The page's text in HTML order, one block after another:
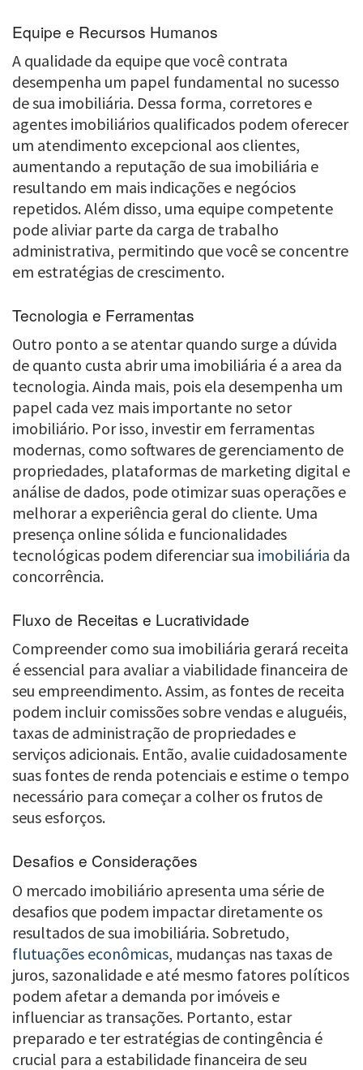
Equipe e Recursos Humanos
A qualidade da equipe que você contrata
desempenha um papel fundamental no sucesso
de sua imobiliária. Dessa forma, corretores e
agentes imobiliários qualificados podem oferecer
um atendimento excepcional aos clientes,
aumentando a reputação de sua imobiliária e
resultando em mais indicações e negócios
repetidos. Além disso, uma equipe competente
pode aliviar parte da carga de trabalho
administrativa, permitindo que você se concentre
em estratégias de crescimento.
Tecnologia e Ferramentas
Outro ponto a se atentar quando surge a dúvida
de quanto custa abrir uma imobiliária é a area da
tecnologia. Ainda mais, pois ela desempenha um
papel cada vez mais importante no setor
imobiliário. Por isso, investir em ferramentas
modernas, como softwares de gerenciamento de
propriedades, plataformas de marketing digital e
análise de dados, pode otimizar suas operações e
melhorar a experiência geral do cliente. Uma
presença online sólida e funcionalidades
tecnológicas podem diferenciar sua imobiliária da
concorrência.
Fluxo de Receitas e Lucratividade
Compreender como sua imobiliária gerará receita
é essencial para avaliar a viabilidade financeira de
seu empreendimento. Assim, as fontes de receita
podem incluir comissões sobre vendas e aluguéis,
taxas de administração de propriedades e
serviços adicionais. Então, avalie cuidadosamente
suas fontes de renda potenciais e estime o tempo
necessário para começar a colher os frutos de
seus esforços.
Desafios e Considerações
O mercado imobiliário apresenta uma série de
desafios que podem impactar diretamente os
resultados de sua imobiliária. Sobretudo,
flutuações econômicas, mudanças nas taxas de
juros, sazonalidade e até mesmo fatores políticos
podem afetar a demanda por imóveis e
influenciar as transações. Portanto, estar
preparado e ter estratégias de contingência é
crucial para a estabilidade financeira de seu